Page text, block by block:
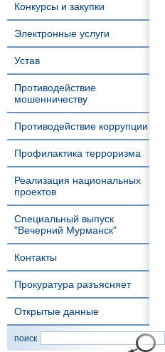
Конкурсы и закупки
Электронные услуги
Устав
Противодействие
мошенничеству
Противодействие коррупции
Профилактика терроризма
Реализация национальных
проектов
Специальный выпуск
"Вечерний Мурманск"
Контакты
Прокуратура разъясняет
Открытые данные
поиск